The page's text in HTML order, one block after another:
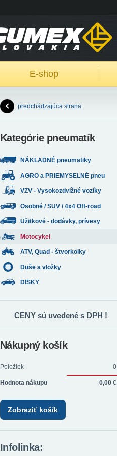
E-shop
predchádzajúca strana
Kategórie pneumatík
NÁKLADNÉ pneumatiky
AGRO a PRIEMYSELNÉ pneu
VZV - Vysokozdvižné vozíky
Osobné / SUV / 4x4 Off-road
Užitkové - dodávky, prívesy
Motocykel
ATV, Quad - štvorkolky
Duše a vložky
DISKY
CENY sú uvedené s DPH !
Nákupný košík
Položiek 0
Hodnota nákupu 0,00 €
Zobraziť košík
Infolinka: